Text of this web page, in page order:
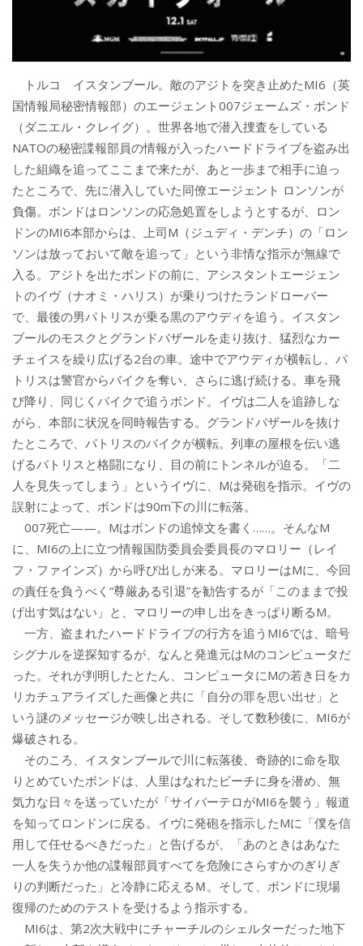
トルコ イスタンブール。敵のアジトを突き止めたMI6（英
国情報局秘密情報部）のエージェント007ジェームズ・ボンド
（ダニエル・クレイグ）。世界各地で潜入捜査をしている
NATOの秘密諜報部員の情報が入ったハードドライブを盗み出
した組織を追ってここまで来たが、あと一歩まで相手に迫っ
たところで、先に潜入していた同僚エージェント ロンソンが
負傷。ボンドはロンソンの応急処置をしようとするが、ロン
ドンのMI6本部からは、上司M（ジュディ・デンチ）の「ロン
ソンは放っておいて敵を追って」という非情な指示が無線で
入る。アジトを出たボンドの前に、アシスタントエージェン
トのイヴ（ナオミ・ハリス）が乗りつけたランドローバー
で、最後の男パトリスが乗る黒のアウディを追う。イスタン
ブールのモスクとグランドバザールを走り抜け、猛烈なカー
チェイスを繰り広げる2台の車。途中でアウディが横転し、パ
トリスは警官からバイクを奪い、さらに逃げ続ける。車を飛
び降り、同じくバイクで追うボンド。イヴは二人を追跡しな
がら、本部に状況を同時報告する。グランドバザールを抜け
たところで、パトリスのバイクが横転。列車の屋根を伝い逃
げるパトリスと格闘になり、目の前にトンネルが迫る。「二
人を見失ってしまう」というイヴに、Mは発砲を指示。イヴの
誤射によって、ボンドは90m下の川に転落。
007死亡——。Mはボンドの追悼文を書く……。そんなM
に、MI6の上に立つ情報国防委員会委員長のマロリー（レイ
フ・ファインズ）から呼び出しが来る。マロリーはMに、今回
の責任を負うべく“尊厳ある引退”を勧告するが「このままで投
げ出す気はない」と、マロリーの申し出をきっぱり断るM。
一方、盗まれたハードドライブの行方を追うMI6では、暗号
シグナルを逆探知するが、なんと発進元はMのコンピュータだ
った。それが判明したとたん、コンピュータにMの若き日をカ
リカチュアライズした画像と共に「自分の罪を思い出せ」と
いう謎のメッセージが映し出される。そして数秒後に、MI6が
爆破される。
そのころ、イスタンブールで川に転落後、奇跡的に命を取
りとめていたボンドは、人里はなれたビーチに身を潜め、無
気力な日々を送っていたが「サイバーテロがMI6を襲う」報道
を知ってロンドンに戻る。イヴに発砲を指示したMに「僕を信
用して任せるべきだった」と告げるが、「あのときはあなた
一人を失うか他の諜報部員すべてを危険にさらすかのぎりぎ
りの判断だった」と冷静に応えるＭ。そして、ボンドに現場
復帰のためのテストを受けるよう指示する。
MI6は、第2次大戦中にチャーチルのシェルターだった地下